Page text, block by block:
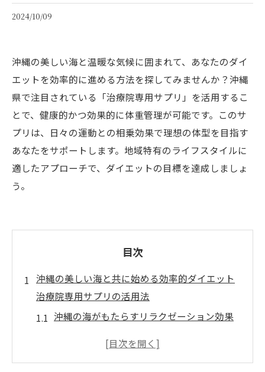
2024/10/09
沖縄の美しい海と温暖な気候に囲まれて、あなたのダイ
エットを効率的に進める方法を探してみませんか？沖縄
県で注目されている「治療院専用サプリ」を活用するこ
とで、健康的かつ効果的に体重管理が可能です。このサ
プリは、日々の運動との相乗効果で理想の体型を目指す
あなたをサポートします。地域特有のライフスタイルに
適したアプローチで、ダイエットの目標を達成しましょ
う。
目次
沖縄の美しい海と共に始める効率的ダイエット
治療院専用サプリの活用法
沖縄の海がもたらすリラクゼーション効果
治療院専用サプリの基本的な摂取法